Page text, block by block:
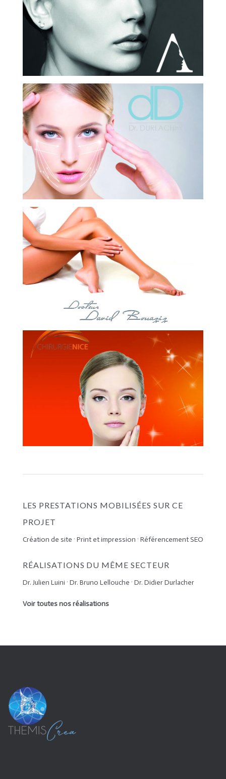
DR. DIDIER DURLACHER
CHIRURGIEN ESTHÉTIQUE
DR. DAVID BOUAZIZ
CHIRURGIEN ESTHÉTIQUE
PHLÉBOLOGUE ANGIOLOGUE
DR. BRUNO LELLOUCHE
CHIRURGIEN ESTHÉTIQUE
LES PRESTATIONS MOBILISÉES SUR CE
PROJET
Création de site · Print et impression · Référencement SEO
RÉALISATIONS DU MÊME SECTEUR
Dr. Julien Luini · Dr. Bruno Lellouche · Dr. Didier Durlacher
Voir toutes nos réalisations